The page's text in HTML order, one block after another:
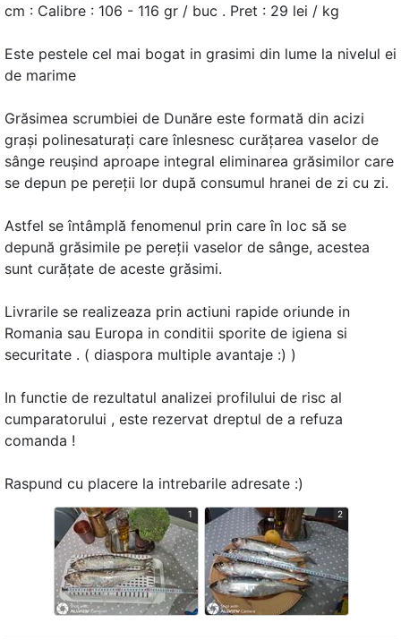
cm : Calibre : 106 - 116 gr / buc . Pret : 29 lei / kg
Este pestele cel mai bogat in grasimi din lume la nivelul ei
de marime
Grăsimea scrumbiei de Dunăre este formată din acizi
graşi polinesaturaţi care înlesnesc curăţarea vaselor de
sânge reuşind aproape integral eliminarea grăsimilor care
se depun pe pereţii lor după consumul hranei de zi cu zi.
Astfel se întâmplă fenomenul prin care în loc să se
depună grăsimile pe pereţii vaselor de sânge, acestea
sunt curăţate de aceste grăsimi.
Livrarile se realizeaza prin actiuni rapide oriunde in
Romania sau Europa in conditii sporite de igiena si
securitate . ( diaspora multiple avantaje :) )
In functie de rezultatul analizei profilului de risc al
cumparatorului , este rezervat dreptul de a refuza
comanda !
Raspund cu placere la intrebarile adresate :)
1 2